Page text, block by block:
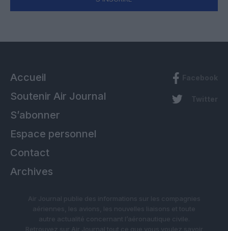
Accueil
Soutenir Air Journal
S’abonner
Espace personnel
Contact
Archives